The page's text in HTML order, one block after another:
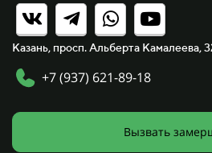
Казань, просп. Альберта Камалеева,
+7 (937) 621-89-18
Вызвать